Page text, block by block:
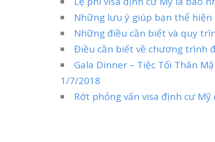
Những lưu ý giúp bạn thể hiện
Những điều cần biết và quy
Điều cần biết về chương trình
Gala Dinner – Tiệc Tối Thân
1/7/2018
Rớt phỏng vấn visa định cư Mỹ